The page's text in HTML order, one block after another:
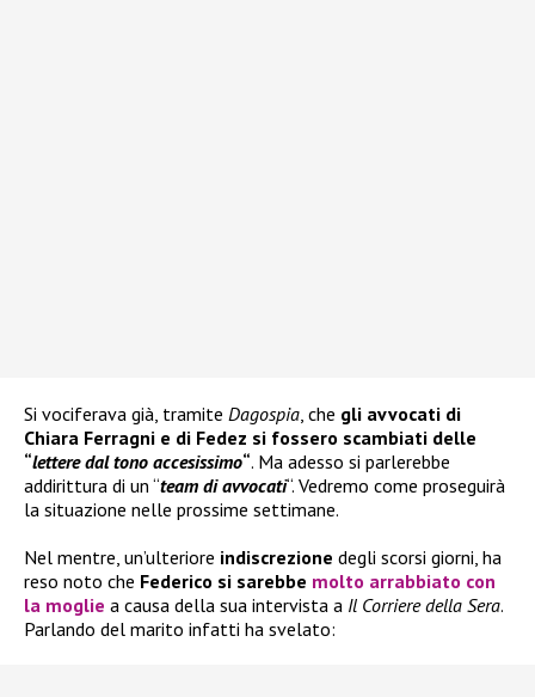
Si vociferava già, tramite Dagospia, che gli avvocati di
Chiara Ferragni e di Fedez si fossero scambiati delle
“lettere dal tono accesissimo“. Ma adesso si parlerebbe
addirittura di un “team di avvocati“. Vedremo come proseguirà
la situazione nelle prossime settimane.
Nel mentre, un’ulteriore indiscrezione degli scorsi giorni, ha
reso noto che Federico si sarebbe molto arrabbiato con
la moglie a causa della sua intervista a Il Corriere della Sera.
Parlando del marito infatti ha svelato: